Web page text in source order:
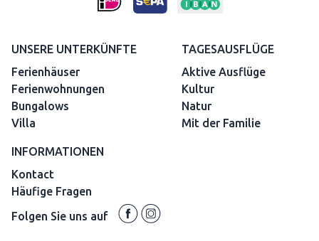
UNSERE UNTERKÜNFTE
Ferienhäuser
Ferienwohnungen
Bungalows
Villa
TAGESAUSFLÜGE
Aktive Ausflüge
Kultur
Natur
Mit der Familie
INFORMATIONEN
Kontact
Häufige Fragen
Folgen Sie uns auf